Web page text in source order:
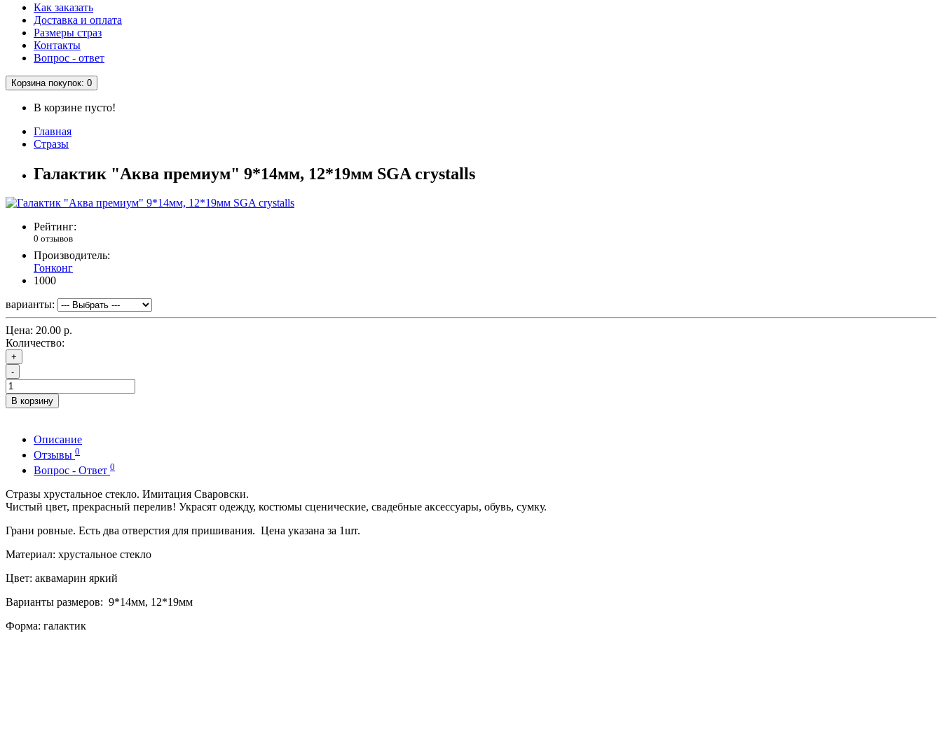
Как заказать
Доставка и оплата
Размеры страз
Контакты
Вопрос - ответ
Корзина покупок: 0
В корзине пусто!
Главная
Стразы
Галактик "Аква премиум" 9*14мм, 12*19мм SGA crystalls
Рейтинг:
0 отзывов
Производитель:
Гонконг
1000
варианты:
Цена: 20.00 р.
Количество:
+
-
В корзину
Описание
Отзывы 0
Вопрос - Ответ 0
Стразы хрустальное стекло. Имитация Сваровски.
Чистый цвет, прекрасный перелив! Украсят одежду, костюмы сценические, свадебные аксессуары, обувь, сумку.
Грани ровные. Есть два отверстия для пришивания. Цена указана за 1шт.
Материал: хрустальное стекло
Цвет: аквамарин яркий
Варианты размеров: 9*14мм, 12*19мм
Форма: галактик